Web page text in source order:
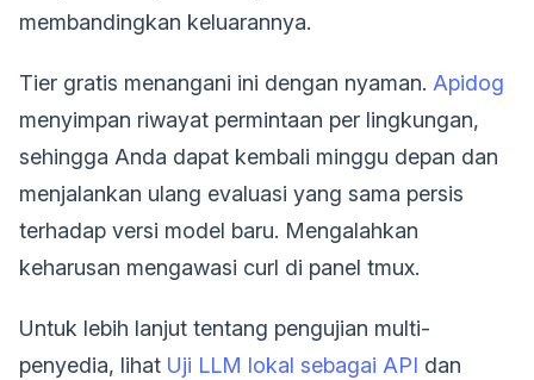
membandingkan keluarannya.
Tier gratis menangani ini dengan nyaman. Apidog
menyimpan riwayat permintaan per lingkungan,
sehingga Anda dapat kembali minggu depan dan
menjalankan ulang evaluasi yang sama persis
terhadap versi model baru. Mengalahkan
keharusan mengawasi curl di panel tmux.
Untuk lebih lanjut tentang pengujian multi-
penyedia, lihat Uji LLM lokal sebagai API dan